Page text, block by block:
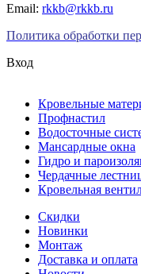
Email: rkkb@rkkb.ru
Политика обработки
Вход
Кровельные
Профнастил
Водосточные
Мансардные окна
Гидро и
Чердачные
Кровельная
Скидки
Новинки
Монтаж
Доставка и оплата